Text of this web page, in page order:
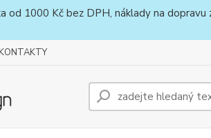
od 1000 Kč bez DPH, náklady na
KONTAKTY